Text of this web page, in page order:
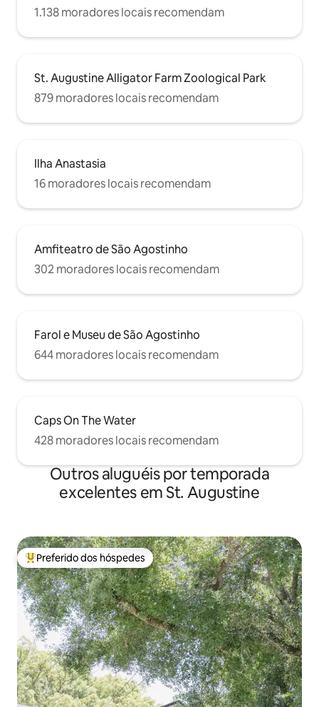
1.138 moradores locais recomendam
St. Augustine Alligator Farm Zoological Park
879 moradores locais recomendam
Ilha Anastasia
16 moradores locais recomendam
Amfiteatro de São Agostinho
302 moradores locais recomendam
Farol e Museu de São Agostinho
644 moradores locais recomendam
Caps On The Water
428 moradores locais recomendam
Outros aluguéis por temporada
excelentes em St. Augustine
Entre os melhores preferidos dos hóspedes
Preferido dos hóspedes